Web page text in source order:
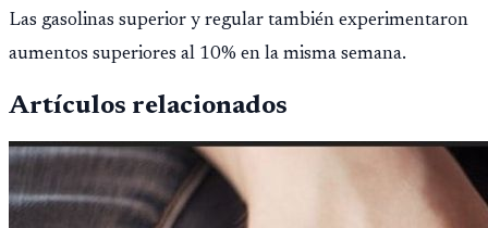
Las gasolinas superior y regular también experimentaron
aumentos superiores al 10% en la misma semana.
Artículos relacionados